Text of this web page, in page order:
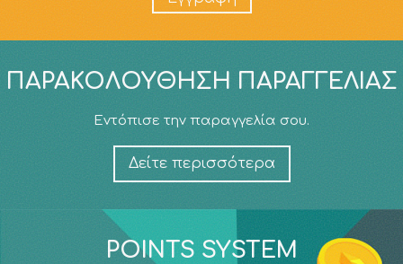
ΠΑΡΑΚΟΛΟΎΘΗΣΗ ΠΑΡΑΓΓΕΛΊΑΣ
Εντόπισε την παραγγελία σου.
Δείτε περισσότερα
POINTS SYSTEM